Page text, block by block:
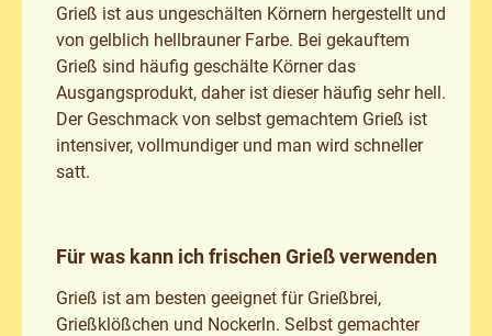
Grieß ist aus ungeschälten Körnern hergestellt und
von gelblich hellbrauner Farbe. Bei gekauftem
Grieß sind häufig geschälte Körner das
Ausgangsprodukt, daher ist dieser häufig sehr hell.
Der Geschmack von selbst gemachtem Grieß ist
intensiver, vollmundiger und man wird schneller
satt.
Für was kann ich frischen Grieß verwenden
Grieß ist am besten geeignet für Grießbrei,
Grießklößchen und Nockerln. Selbst gemachter